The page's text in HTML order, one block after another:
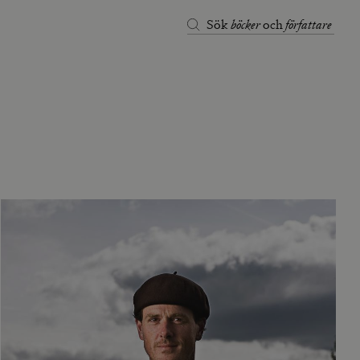
Sökböckerochförfattare